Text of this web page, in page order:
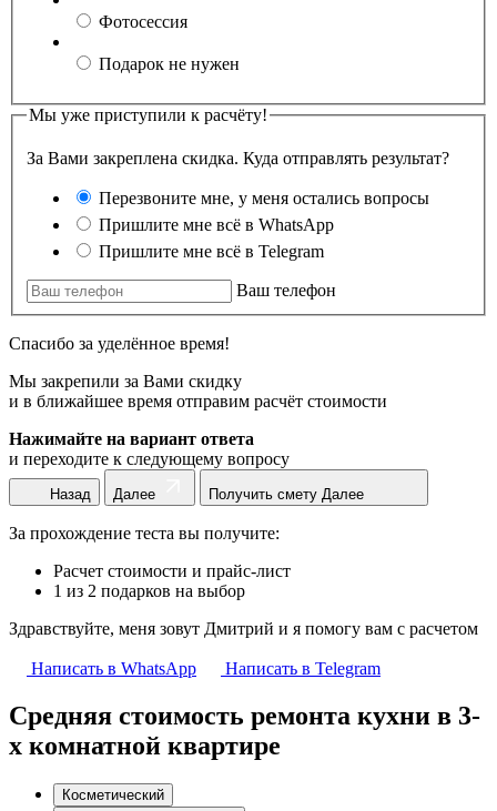
Фотосессия
Подарок не нужен
Мы уже приступили к расчёту!
За Вами закреплена скидка. Куда отправлять результат?
Перезвоните мне, у меня остались вопросы
Пришлите мне всё в WhatsApp
Пришлите мне всё в Telegram
Ваш телефон
Спасибо за уделённое время!
Мы закрепили за Вами скидку
и в ближайшее время отправим расчёт стоимости
Нажимайте на вариант ответа
и переходите к следующему вопросу
Назад Далее Получить смету Далее
За прохождение теста вы получите:
Расчет стоимости и прайс-лист
1 из 2 подарков на выбор
Здравствуйте, меня зовут Дмитрий и я помогу вам с расчетом
Написать в WhatsApp Написать в Telegram
Средняя стоимость ремонта кухни в 3-
х комнатной квартире
Косметический